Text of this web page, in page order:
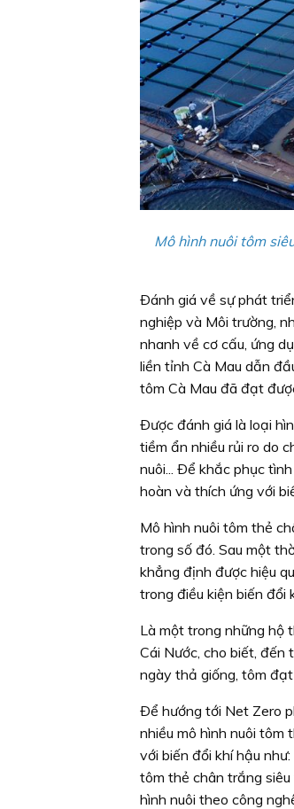
Mô hình nuôi tôm
Ðánh giá về sự phát
nghiệp và Môi trường,
nhanh về cơ cấu, ứng
liền tỉnh Cà Mau dẫn
tôm Cà Mau đã đạt
Ðược đánh giá là loại
tiềm ẩn nhiều rủi ro do
nuôi... Ðể khắc phục
hoàn và thích ứng với
Mô hình nuôi tôm thẻ
trong số đó. Sau một
khẳng định được hiệu
trong điều kiện biến đổi
Là một trong những hộ
Cái Nước, cho biết, đến
ngày thả giống, tôm
Ðể hướng tới Net Zero
nhiều mô hình nuôi tôm
với biến đổi khí hậu
tôm thẻ chân trắng
hình nuôi theo công